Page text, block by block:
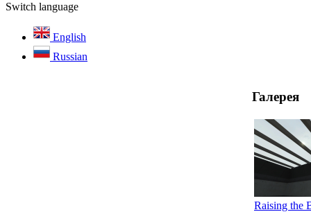
Switch language
English
Russian
Галерея
Raising the